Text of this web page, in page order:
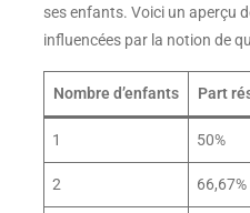
ses enfants. Voici un aperçu
influencées par la notion de
Nombre d’enfants Part
1 50%
2 66,67%